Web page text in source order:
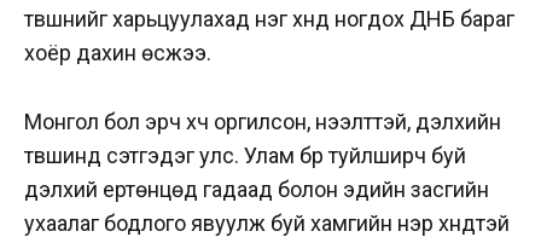
түвшнийг харьцуулахад нэг хүнд ногдох ДНБ бараг
хоёр дахин өсжээ.
Монгол бол эрч хүч оргилсон, нээлттэй, дэлхийн
түвшинд сэтгэдэг улс. Улам бүр туйлширч буй
дэлхий ертөнцөд гадаад болон эдийн засгийн
ухаалаг бодлого явуулж буй хамгийн нэр хүндтэй